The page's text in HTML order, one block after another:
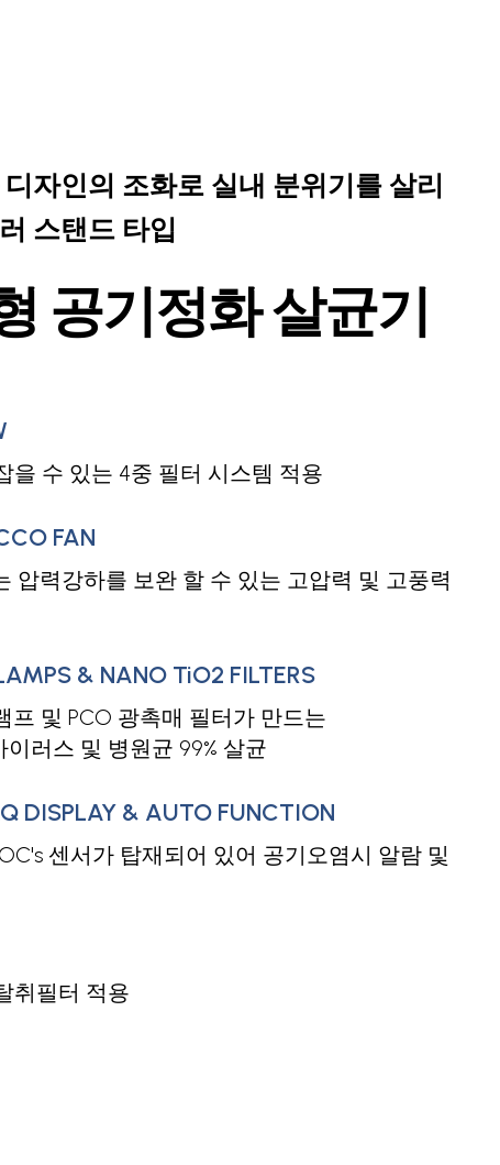
자인의 조화로 실내 분위기를 살리
스탠드 타입
공기정화 살균기
을 수 있는 4중 필터 시스템 적용
FAN
압력강하를 보완 할 수 있는 고압력 및 고풍력
& NANO TiO2 FILTERS
프 및 PCO 광촉매 필터가 만드는
러스 및 병원균 99% 살균
DISPLAY & AUTO FUNCTION
센서가 탑재되어 있어 공기오염시 알람 및
취필터 적용